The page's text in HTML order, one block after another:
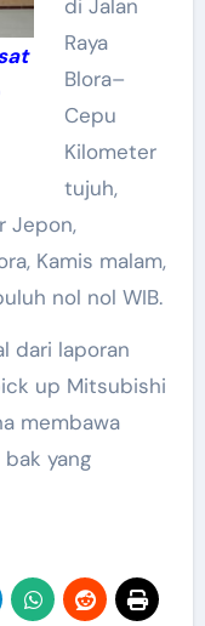
di Jalan
Raya
Blora–
Cepu
Kilometer
tujuh,
Jepon,
Kamis malam,
nol nol WIB.
dari laporan
up Mitsubishi
membawa
yang